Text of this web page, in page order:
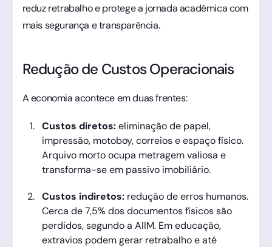
reduz retrabalho e protege a jornada acadêmica com
mais segurança e transparência.
Redução de Custos Operacionais
A economia acontece em duas frentes:
Custos diretos:eliminação de papel,
impressão, motoboy, correios e espaço físico.
Arquivo morto ocupa metragem valiosa e
transforma-se em passivo imobiliário.
Custos indiretos:redução de erros humanos.
Cerca de 7,5% dos documentos físicos são
perdidos, segundo a AIIM. Em educação,
extravios podem gerar retrabalho e até